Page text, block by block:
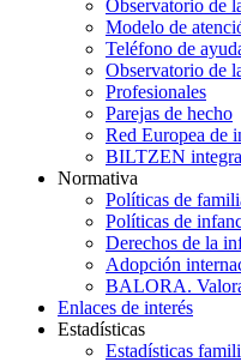
Observatorio de
Modelo de
Teléfono de
Observatorio de
Profesionales
Parejas de hecho
Red Europea de
BILTZEN
Normativa
Políticas de
Políticas de
Derechos de la
Adopción
BALORA.
Enlaces de interés
Estadísticas
Estadísticas